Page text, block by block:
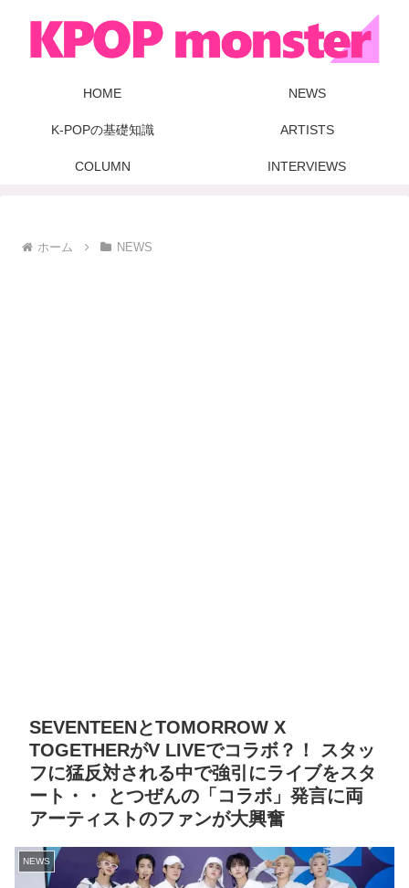
HOME NEWS
K-POPの基礎知識 ARTISTS
COLUMN INTERVIEWS
ホーム NEWS
SEVENTEENとTOMORROW X
TOGETHERがV LIVEでコラボ？！ スタッ
フに猛反対される中で強引にライブをスタ
ート・・ とつぜんの「コラボ」発言に両
アーティストのファンが大興奮
NEWS